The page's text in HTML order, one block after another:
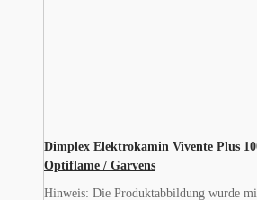
Dimplex Elektrokamin Vivente Plus
Optiflame / Garvens
Hinweis: Die Produktabbildung wurde